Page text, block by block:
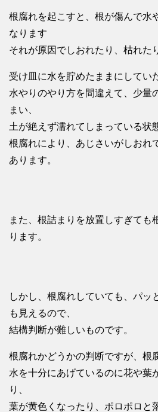
根腐れを起こすと、根が傷んで水
なります
それが原因でしおれたり、枯れた
受け皿に水を貯めたままにしてい
水やりのやり方を間違えて、少量
まい、
土が絶えず濡れてしまっている状
根腐れにより、あじさいがしおれ
あります。
また、根詰まりを放置しすぎても
ります。
しかし、根腐れしていても、パッ
も見えるので、
結構判断が難しいものです。
根腐れかどうかの判断ですが、根
水を十分にあげているのに花や葉
り、
葉が黄色くなったり、ポロポロと